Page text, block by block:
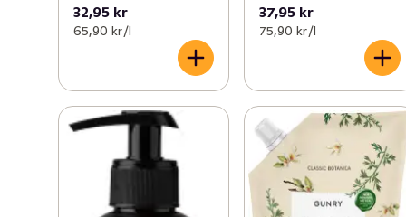
32,95 kr
65,90 kr /l
37,95 kr
75,90 kr /l